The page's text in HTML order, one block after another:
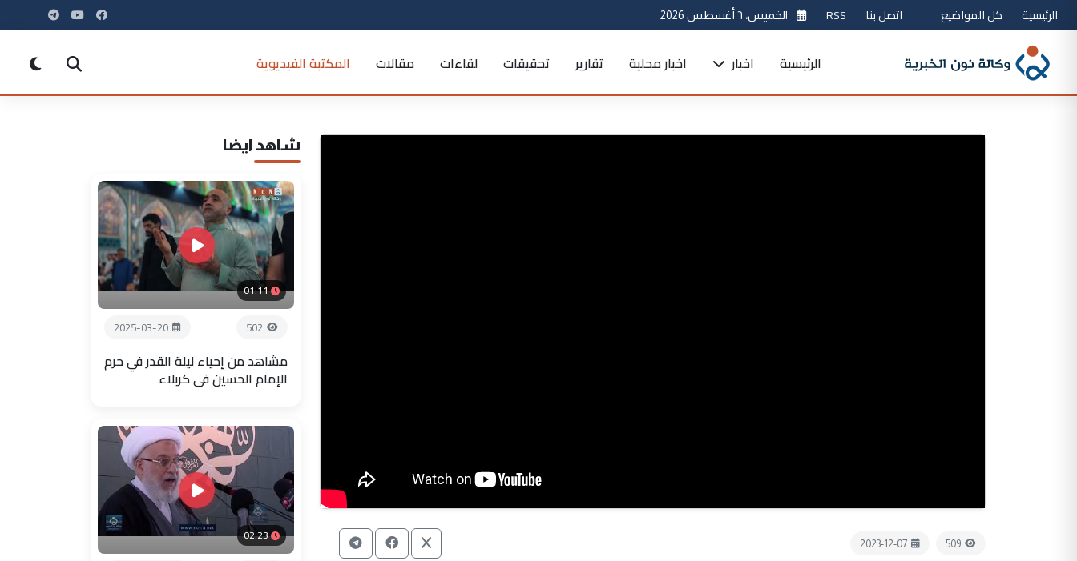
الرئيسية كل المواضيع اتصل بنا RSS الخميس، ٦ أغسطس 2026
الرئيسية اخبار اخبار محلية تقارير تحقيقات لقاءات مقالات المكتبة الفيديوية
509
2023-12-07
شاهد ايضا
01:11
502
2025-03-20
مشاهد من إحياء ليلة القدر في حرم
الإمام الحسين في كربلاء
02:23